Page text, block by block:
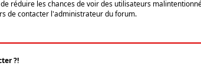
réduire les chances de voir des utilisateurs
de contacter l'administrateur du forum.
?!